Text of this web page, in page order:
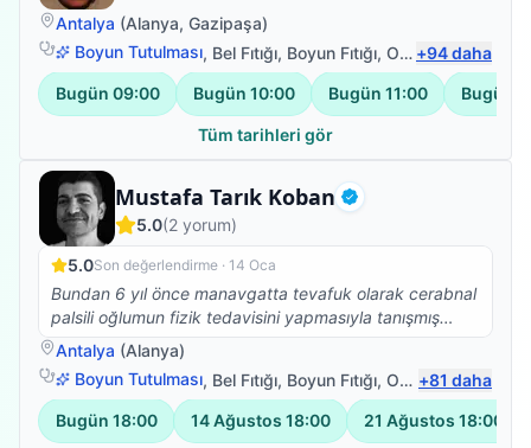
Antalya (Alanya, Gazipaşa)
Boyun Tutulması, Bel Fıtığı, Boyun Fıtığı, Omuz Bağ Yaralanması +94daha
Bugün 09:00 Bugün 10:00 Bugün 11:00 Bugün
Tüm tarihleri gör
Mustafa Tarık Koban Doğrulanmış
Fizyoterapist
5.0(2 yorum)
5.0Son değerlendirme · 14 Oca
Bundan 6 yıl önce manavgatta tevafuk olarak cerabnal
palsili oğlumun fizik tedavisini yapmasıyla tanışmış
olduğumuz Tarık hocayla bugün Alanyada tedaviye
devam etmekteyiz.manavgattan alanyaya gelmeyi
göze aldığımız ve inşallah da devam edeceğimiz bu
verimli zamanların devam etmesi için biz elimizden
geleni yapıcaz.tıpkı Tarık hocanın yaptığı gibi.çünkü
Antalya (Alanya)
Boyun Tutulması, Bel Fıtığı, Boyun Fıtığı, Omuz Bağ Yaralanması +81 daha
Bugün 18:00 14 Ağustos 18:00 21 Ağustos 18:00